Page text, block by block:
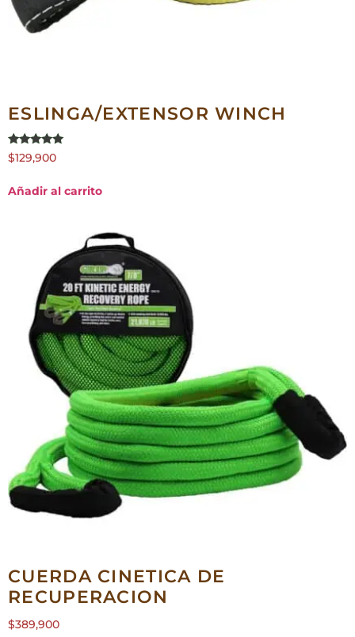
ESLINGA/EXTENSOR WINCH
Valorado en
5.00
$129,900
Añadir al carrito
CUERDA CINETICA DE
RECUPERACION
$389,900